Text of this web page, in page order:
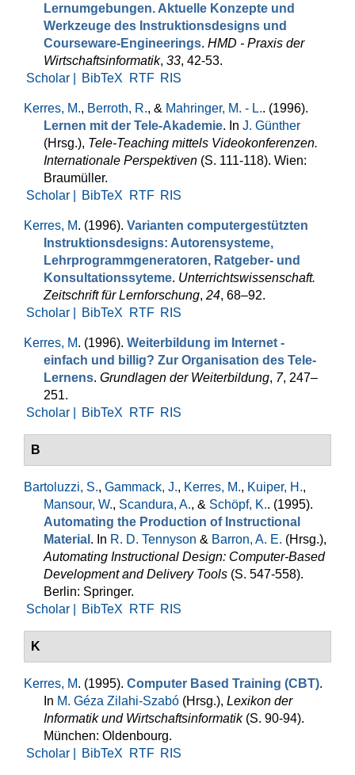
Lernumgebungen. Aktuelle Konzepte und
Werkzeuge des Instruktionsdesigns und
Courseware-Engineerings. HMD - Praxis der
Wirtschaftsinformatik, 33, 42-53.
Scholar |
BibTeX RTF RIS
Kerres, M., Berroth, R., & Mahringer, M. - L.. (1996).
Lernen mit der Tele-Akademie. In J. Günther
(Hrsg.), Tele-Teaching mittels Videokonferenzen.
Internationale Perspektiven (S. 111-118). Wien:
Braumüller.
Scholar |
BibTeX RTF RIS
Kerres, M. (1996). Varianten computergestützten
Instruktionsdesigns: Autoren­systeme,
Lehrprogrammgeneratoren, Ratgeber- und
Konsultations­syteme. Unterrichtswissenschaft.
Zeitschrift für Lern­for­schung, 24, 68–92.
Scholar |
BibTeX RTF RIS
Kerres, M. (1996). Weiterbildung im Internet -
einfach und billig? Zur Organisation des Tele-
Lernens. Grundlagen der Weiterbildung, 7, 247–
251.
Scholar |
BibTeX RTF RIS
B
Bartoluzzi, S., Gammack, J., Kerres, M., Kuiper, H.,
Mansour, W., Scandura, A., & Schöpf, K.. (1995).
Automating the Production of Instructional
Material . In R. D. Tennyson & Barron, A. E. (Hrsg.),
Automating Instructional Design: Computer-Based
Development and Delivery Tools (S. 547-558).
Berlin: Springer.
Scholar |
BibTeX RTF RIS
K
Kerres, M. (1995). Computer Based Training (CBT).
In M. Géza Zilahi-Szabó (Hrsg.), Lexikon der
Informatik und Wirtschaftsinformatik(S. 90-94).
München: Oldenbourg.
Scholar |
BibTeX RTF RIS